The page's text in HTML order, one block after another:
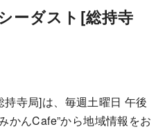
ーダスト[総持寺
寺局]は、毎週土曜日 午後
かんCafe”から地域情報をお